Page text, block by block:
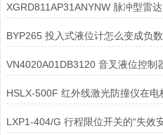
BYP265 投入式液位计怎么变成负数